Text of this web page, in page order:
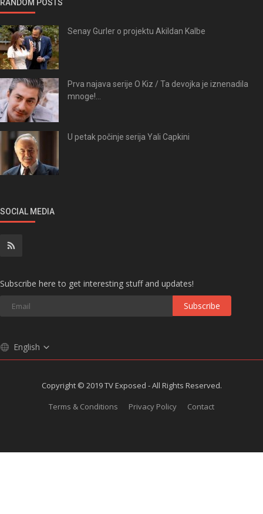
RANDOM POSTS
Senay Gurler o projektu Akildan Kalbe
Prva najava serije O Kiz / Ta devojka je iznenadila
mnoge!...
U petak počinje serija Yali Capkini
SOCIAL MEDIA
Subscribe here to get interesting stuff and updates!
Subscribe
English
Copyright © 2019 TV Exposed - All Rights Reserved.
Terms & Conditions
Privacy Policy Contact